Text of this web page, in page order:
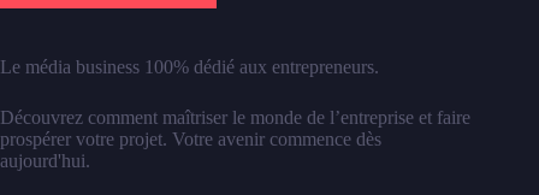
Le média business 100% dédié aux entrepreneurs.
Découvrez comment maîtriser le monde de l’entreprise et faire
prospérer votre projet. Votre avenir commence dès
aujourd'hui.